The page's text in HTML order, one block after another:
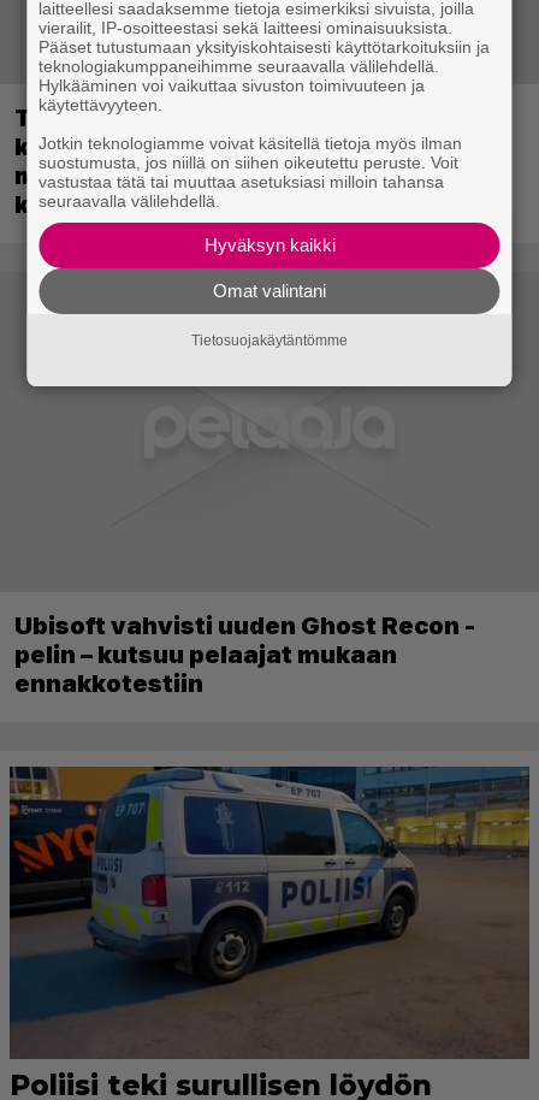
Tulevassa ajopelissä voi kokea
kyytipalveluyrittäjän arjen – jokaisella
matkustajalla on oma hulvaton,
koskettava tai outo tarinansa
Ubisoft vahvisti uuden Ghost Recon -
pelin – kutsuu pelaajat mukaan
ennakkotestiin
laitteellesi saadaksemme tietoja esimerkiksi sivuista, joilla
vierailit, IP-osoitteestasi sekä laitteesi ominaisuuksista.
Pääset tutustumaan yksityiskohtaisesti käyttötarkoituksiin ja
teknologiakumppaneihimme seuraavalla välilehdellä.
Hylkääminen voi vaikuttaa sivuston toimivuuteen ja
käytettävyyteen.
Jotkin teknologiamme voivat käsitellä tietoja myös ilman
suostumusta, jos niillä on siihen oikeutettu peruste. Voit
vastustaa tätä tai muuttaa asetuksiasi milloin tahansa
seuraavalla välilehdellä.
Hyväksyn kaikki
Omat valintani
Tietosuojakäytäntömme